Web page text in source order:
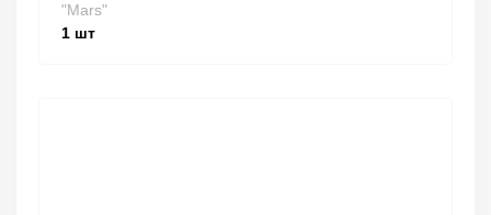
"Mars"
1 шт